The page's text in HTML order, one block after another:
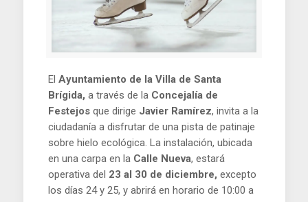
ElAyuntamiento de la Villa de Santa
Brígida,a través de la Concejalía de
Festejos que dirige Javier Ramírez, invita a la
ciudadanía a disfrutar de una pista de patinaje
sobre hielo ecológica. La instalación, ubicada
en una carpa en la Calle Nueva, estará
operativa del 23 al 30 de diciembre, excepto
los días 24 y 25, y abrirá en horario de 10:00 a